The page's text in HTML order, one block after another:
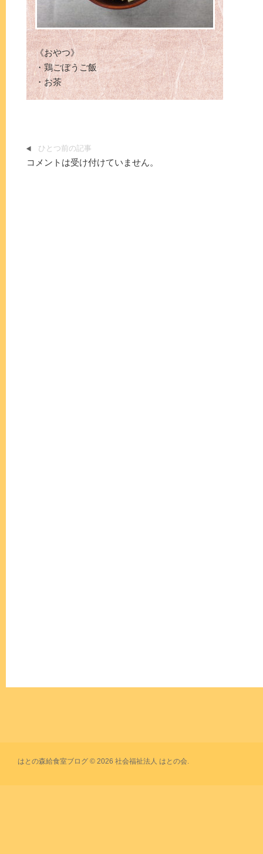
《おやつ》
・鶏ごぼうご飯
・お茶
ひとつ前の記事
コメントは受け付けていません。
はとの森給食室ブログ © 2026 社会福祉法人 はとの会.